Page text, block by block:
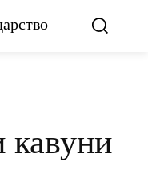
кавуни